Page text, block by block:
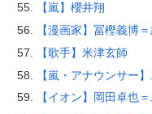
【嵐】櫻井翔
【漫画家】冨樫義博
【歌手】米津玄師
【嵐・アナウンサー
【イオン】岡田卓也